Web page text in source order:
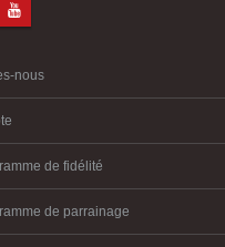
nous
de fidélité
de parrainage